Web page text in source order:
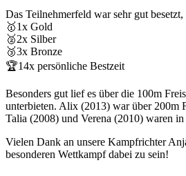
Das Teilnehmerfeld war sehr gut
🥇1x Gold
🥈2x Silber
🥉3x Bronze
🏆14x persönliche Bestzeit
Besonders gut lief es über die 100m
unterbieten. Alix (2013) war über 200m
Talia (2008) und Verena (2010) waren
Vielen Dank an unsere Kampfrichter
besonderen Wettkampf dabei zu sein!